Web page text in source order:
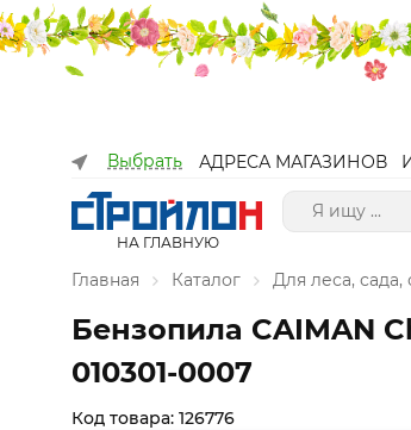
Выбрать АДРЕСА МАГАЗИНОВ
НА ГЛАВНУЮ
Главная Каталог Для леса, сада,
Бензопила CAIMAN
010301-0007
Код товара: 126776